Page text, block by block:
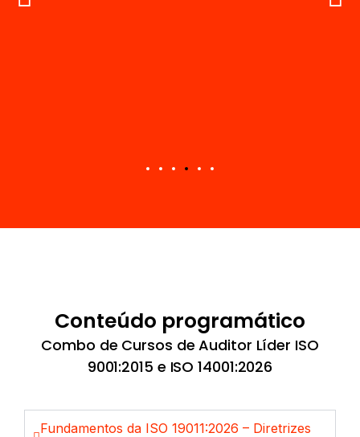
Conteúdo programático
Combo de Cursos de Auditor Líder ISO
9001:2015 e ISO 14001:2026
Fundamentos da ISO 19011:2026 – Diretrizes